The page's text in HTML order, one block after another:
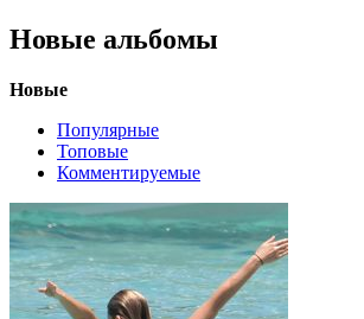
Новые альбомы
Новые
Популярные
Топовые
Комментируемые